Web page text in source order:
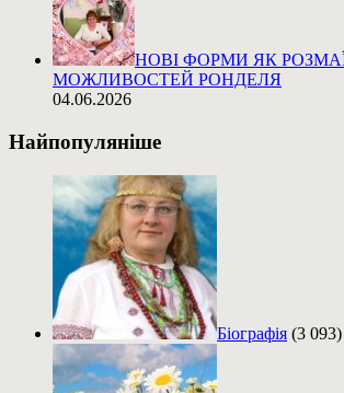
НОВІ ФОРМИ ЯК
МОЖЛИВОСТЕЙ РОНДЕЛЯ
04.06.2026
Найпопуляніше
Біографія (3 093)